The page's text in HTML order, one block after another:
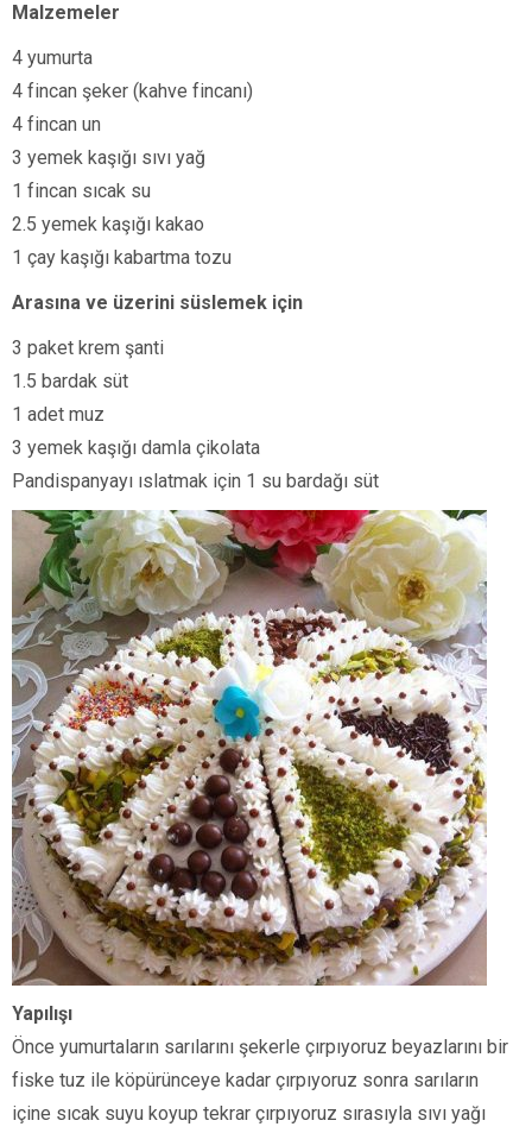
Malzemeler
4 yumurta
4 fincan şeker (kahve fincanı)
4 fincan un
3 yemek kaşığı sıvı yağ
1 fincan sıcak su
2.5 yemek kaşığı kakao
1 çay kaşığı kabartma tozu
Arasına ve üzerini süslemek için
3 paket krem şanti
1.5 bardak süt
1 adet muz
3 yemek kaşığı damla çikolata
Pandispanyayı ıslatmak için 1 su bardağı süt
Yapılışı
Önce yumurtaların sarılarını şekerle çırpıyoruz beyazlarını bir
fiske tuz ile köpürünceye kadar çırpıyoruz sonra sarıların
içine sıcak suyu koyup tekrar çırpıyoruz sırasıyla sıvı yağı